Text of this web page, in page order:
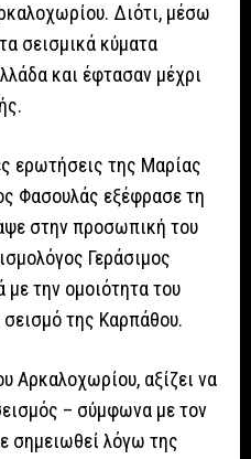
Διότι, μέσω
σεισμικά κύματα
και έφτασαν μέχρι
ερωτήσεις της Μαρίας
Φασουλάς εξέφρασε τη
στην προσωπική του
Γεράσιμος
την ομοιότητα του
σεισμό της Καρπάθου.
Αρκαλοχωρίου, αξίζει να
– σύμφωνα με τον
σημειωθεί λόγω της